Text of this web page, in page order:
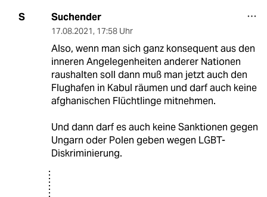
S Suchender
17.08.2021, 17:58 Uhr
Also, wenn man sich ganz konsequent aus den
inneren Angelegenheiten anderer Nationen
raushalten soll dann muß man jetzt auch den
Flughafen in Kabul räumen und darf auch keine
afghanischen Flüchtlinge mitnehmen.
Und dann darf es auch keine Sanktionen gegen
Ungarn oder Polen geben wegen LGBT-
Diskriminierung.